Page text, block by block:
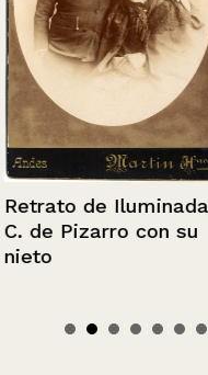
Retrato de Iluminada
C. de Pizarro con su
nieto